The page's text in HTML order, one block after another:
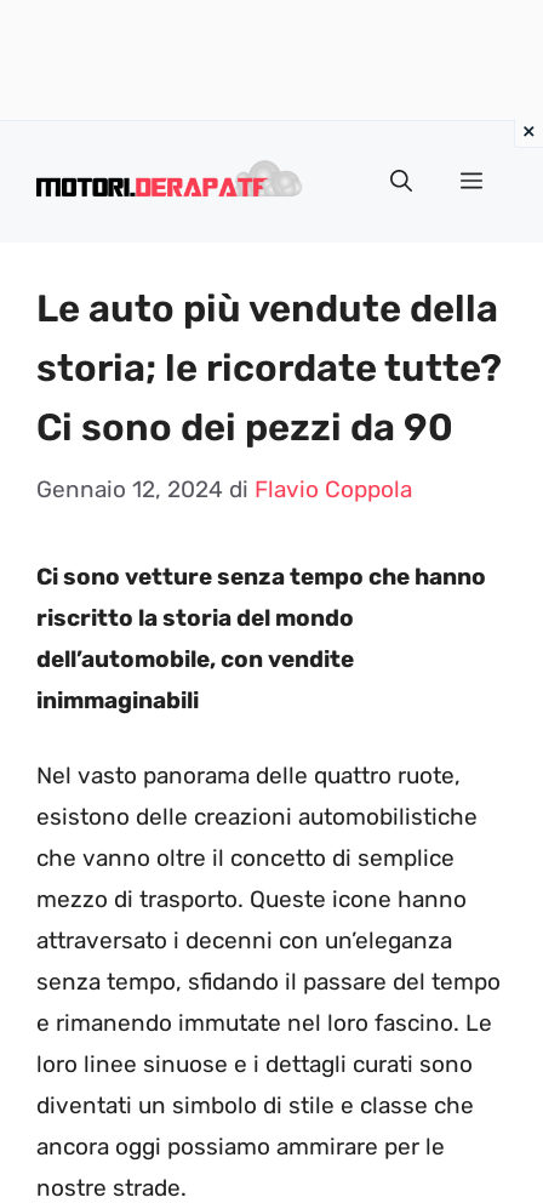
Menu
Le auto più vendute della
storia; le ricordate tutte?
Ci sono dei pezzi da 90
Gennaio 12, 2024 di Flavio Coppola
Ci sono vetture senza tempo che hanno
riscritto la storia del mondo
dell’automobile, con vendite
inimmaginabili
Nel vasto panorama delle quattro ruote,
esistono delle creazioni automobilistiche
che vanno oltre il concetto di semplice
mezzo di trasporto. Queste icone hanno
attraversato i decenni con un’eleganza
senza tempo, sfidando il passare del tempo
e rimanendo immutate nel loro fascino. Le
loro linee sinuose e i dettagli curati sono
diventati un simbolo di stile e classe che
ancora oggi possiamo ammirare per le
nostre strade.